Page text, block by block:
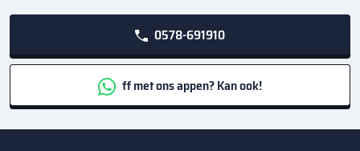
0578-691910
ff met ons appen? Kan ook!